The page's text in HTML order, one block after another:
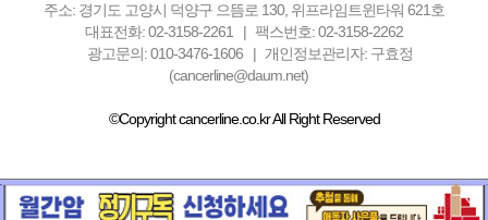
주소: 경기도 고양시 덕양구 으뜸로 130, 위프라임트윈타워 621호
대표전화: 02-3158-2261
팩스번호: 02-3158-2262
광고문의: 010-3476-1606
개인정보관리자: 구효정
(cancerline@daum.net)
©Copyright cancerline.co.kr All Right Reserved